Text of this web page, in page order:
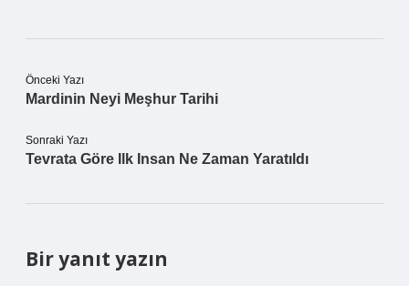
Önceki Yazı
Mardinin Neyi Meşhur Tarihi
Sonraki Yazı
Tevrata Göre Ilk Insan Ne Zaman Yaratıldı
Bir yanıt yazın